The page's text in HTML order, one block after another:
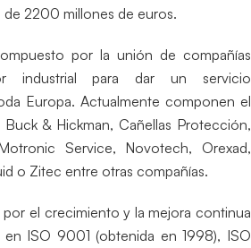
de 2200 millones de euros.
por la unión de compañías
industrial para dar un servicio
Europa. Actualmente componen el
& Hickman, Cañellas Protección,
Service, Novotech, Orexad,
o Zitec entre otras compañías.
el crecimiento y la mejora continua
ISO 9001 (obtenida en 1998), ISO